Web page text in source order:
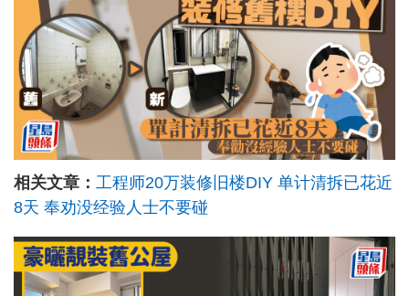
相关文章： 工程师20万装修旧楼DIY 单计清拆已花近
8天 奉劝没经验人士不要碰